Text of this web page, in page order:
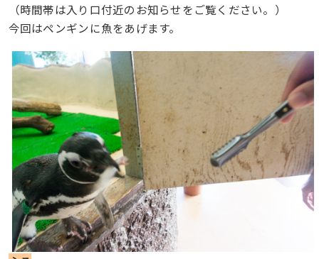
（時間帯は入り口付近のお知らせをご覧ください。）
今回はペンギンに魚をあげます。